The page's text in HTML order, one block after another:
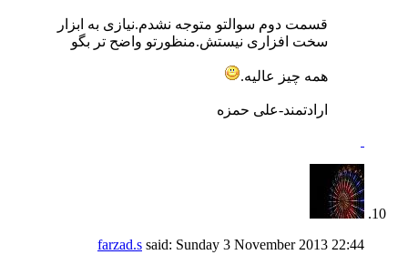
قسمت دوم سوالتو متوجه نشدم.نیازی به ابزار
سخت افزاری نیستش.منظورتو واضح تر بگو
همه چیز عالیه.
ارادتمند-علی حمزه
farzad.s said: Sunday 3 November 2013 22:44